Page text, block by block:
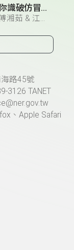
名人推薦課程和商品？教你識破仿冒粉絲頁
蕭曼屏 & 歐啦 & 徐嘉妮 & 傅湘茹 & 江紫筠
路45號
3126 TANET
、Apple Safari